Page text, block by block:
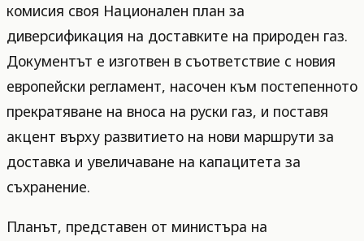
комисия своя Национален план за
диверсификация на доставките на природен газ.
Документът е изготвен в съответствие с новия
европейски регламент, насочен към постепенното
прекратяване на вноса на руски газ, и поставя
акцент върху развитието на нови маршрути за
доставка и увеличаване на капацитета за
съхранение.
Планът, представен от министъра на